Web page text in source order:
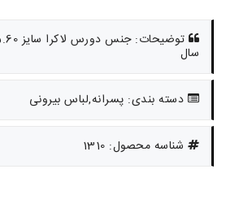
سال
دسته بندی: پسرانه,لباس بیرونی
شناسه محصول: 1310